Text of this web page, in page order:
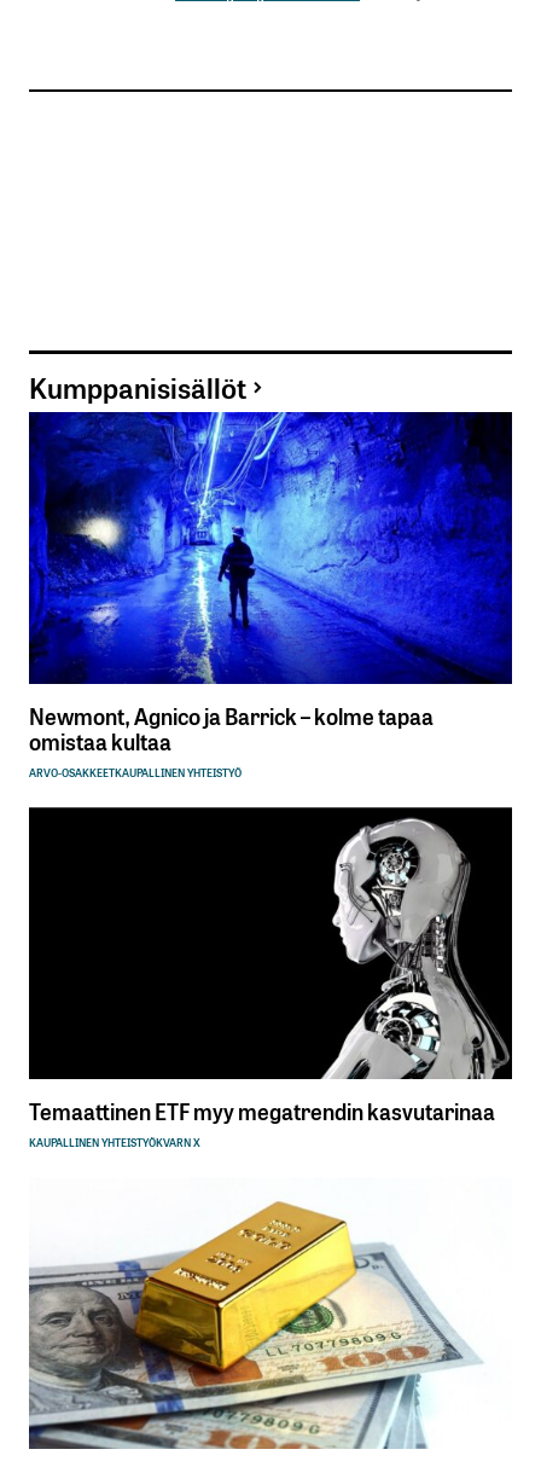
Kumppanisisällöt
Newmont, Agnico ja Barrick – kolme tapaa
omistaa kultaa
ARVO-OSAKKEETKAUPALLINEN YHTEISTYÖ
Temaattinen ETF myy megatrendin kasvutarinaa
KAUPALLINEN YHTEISTYÖKVARN X